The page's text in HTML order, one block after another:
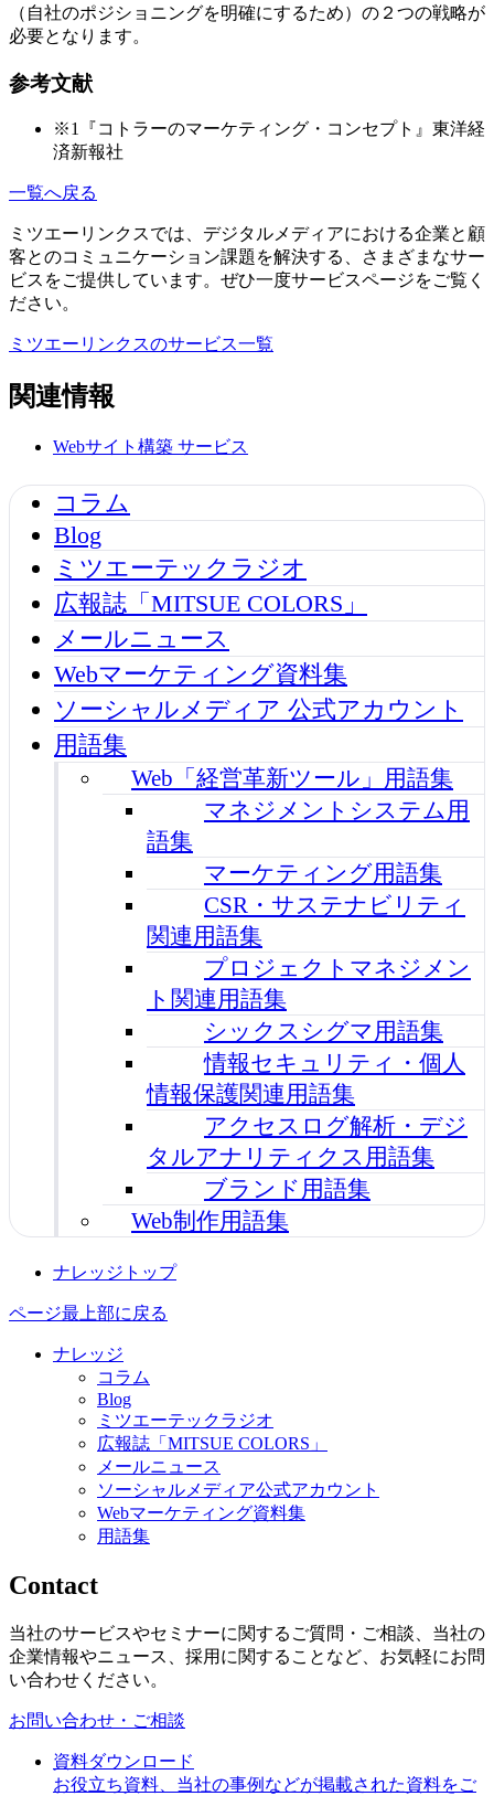
（自社のポジショニングを明確にするため）の２つの戦略が
必要となります。
参考文献
※1『コトラーのマーケティング・コンセプト』東洋経
済新報社
一覧へ戻る
ミツエーリンクスでは、デジタルメディアにおける企業と顧
客とのコミュニケーション課題を解決する、さまざまなサー
ビスをご提供しています。ぜひ一度サービスページをご覧く
ださい。
ミツエーリンクスのサービス一覧
関連情報
Webサイト構築 サービス
コラム
Blog
ミツエーテックラジオ
広報誌「MITSUE COLORS」
メールニュース
Webマーケティング資料集
ソーシャルメディア 公式アカウント
用語集
Web「経営革新ツール」用語集
マネジメントシステム用
語集
マーケティング用語集
CSR・サステナビリティ
関連用語集
プロジェクトマネジメン
ト関連用語集
シックスシグマ用語集
情報セキュリティ・個人
情報保護関連用語集
アクセスログ解析・デジ
タルアナリティクス用語集
ブランド用語集
Web制作用語集
ナレッジトップ
ページ最上部に戻る
ナレッジ
コラム
Blog
ミツエーテックラジオ
広報誌「MITSUE COLORS」
メールニュース
ソーシャルメディア公式アカウント
Webマーケティング資料集
用語集
Contact
当社のサービスやセミナーに関するご質問・ご相談、当社の
企業情報やニュース、採用に関することなど、お気軽にお問
い合わせください。
お問い合わせ・ご相談
資料ダウンロード
お役立ち資料、当社の事例などが掲載された資料をご